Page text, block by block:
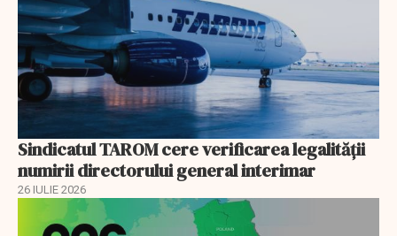
Sindicatul TAROM cere verificarea legalității
numirii directorului general interimar
26 IULIE 2026